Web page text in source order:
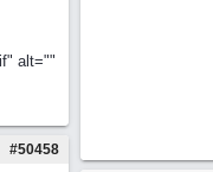
alt=""
#50458